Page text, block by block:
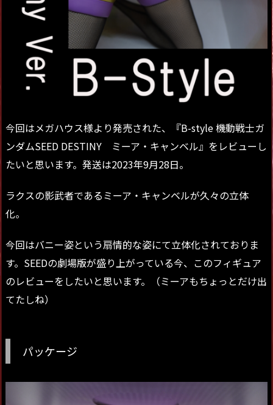
今回はメガハウス様より発売された、『B-style 機動戦士ガ
ンダムSEED DESTINY ミーア・キャンベル』をレビューし
たいと思います。発送は2023年9月28日。
ラクスの影武者であるミーア・キャンベルが久々の立体
化。
今回はバニー姿という扇情的な姿にて立体化されておりま
す。SEEDの劇場版が盛り上がっている今、このフィギュア
のレビューをしたいと思います。（ミーアもちょっとだけ出
てたしね）
パッケージ